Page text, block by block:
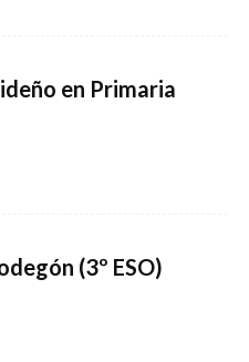
en Primaria
(3º ESO)